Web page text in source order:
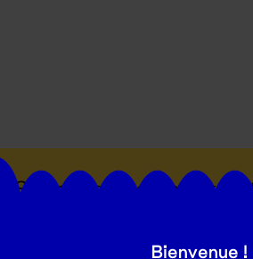
Suivez toutes les
Bienvenue !